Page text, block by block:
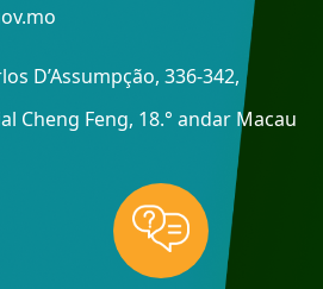
D’Assumpção, 336-342,
Cheng Feng, 18.° andar Macau